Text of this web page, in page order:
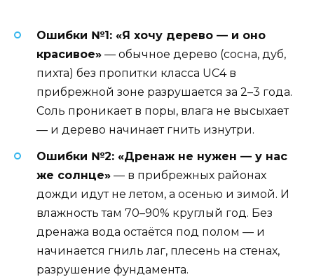
Ошибки №1: «Я хочу дерево — и оно
красивое» — обычное дерево (сосна, дуб,
пихта) без пропитки класса UC4 в
прибрежной зоне разрушается за 2–3 года.
Соль проникает в поры, влага не высыхает
— и дерево начинает гнить изнутри.
Ошибки №2: «Дренаж не нужен — у нас
же солнце» — в прибрежных районах
дожди идут не летом, а осенью и зимой. И
влажность там 70–90% круглый год. Без
дренажа вода остаётся под полом — и
начинается гниль лаг, плесень на стенах,
разрушение фундамента.